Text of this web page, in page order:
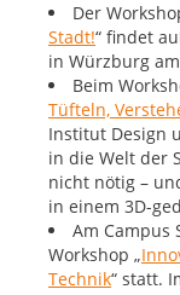
Der
Stadt!“ findet
in Würzburg
Beim
Tüfteln,
Institut Design
in die Welt der
nicht nötig –
in einem 3D-
Am Campus
Workshop „
Technik“ statt.